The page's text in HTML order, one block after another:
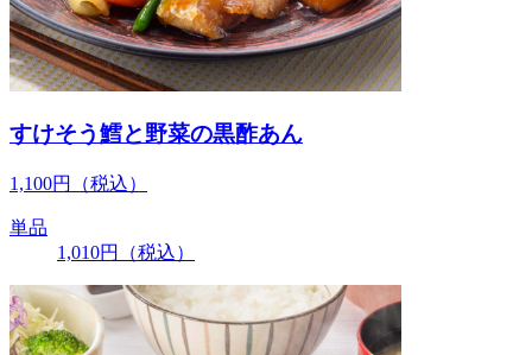
すけそう鱈と野菜の黒酢あん
1,100円 （税込）
単品
1,010円 （税込）